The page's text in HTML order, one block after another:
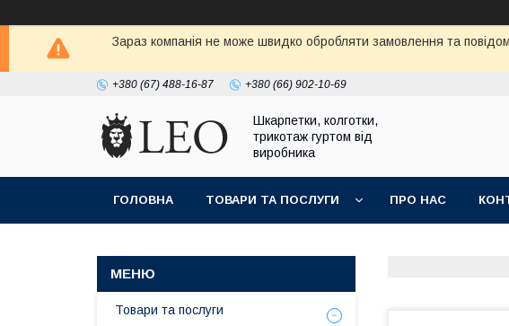
Зараз компанія не може швидко обробляти замовлення та
+380 (67) 488-16-87 +380 (66) 902-10-69
Шкарпетки, колготки,
трикотаж гуртом від
виробника
ГОЛОВНА ТОВАРИ ТА ПОСЛУГИ ПРО НАС
Товари та послуги